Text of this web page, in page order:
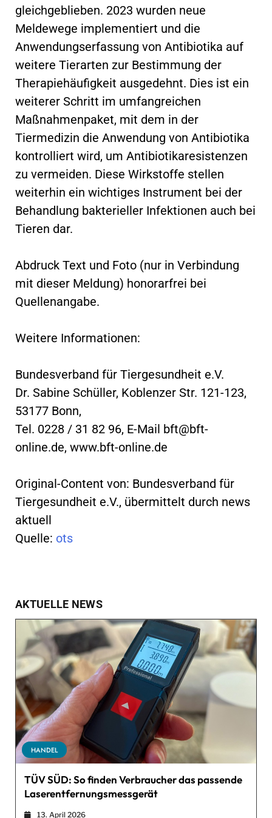
gleichgeblieben. 2023 wurden neue
Meldewege implementiert und die
Anwendungserfassung von Antibiotika auf
weitere Tierarten zur Bestimmung der
Therapiehäufigkeit ausgedehnt. Dies ist ein
weiterer Schritt im umfangreichen
Maßnahmenpaket, mit dem in der
Tiermedizin die Anwendung von Antibiotika
kontrolliert wird, um Antibiotikaresistenzen
zu vermeiden. Diese Wirkstoffe stellen
weiterhin ein wichtiges Instrument bei der
Behandlung bakterieller Infektionen auch bei
Tieren dar.
Abdruck Text und Foto (nur in Verbindung
mit dieser Meldung) honorarfrei bei
Quellenangabe.
Weitere Informationen:
Bundesverband für Tiergesundheit e.V.
Dr. Sabine Schüller, Koblenzer Str. 121-123,
53177 Bonn,
Tel. 0228 / 31 82 96, E-Mail bft@bft-
online.de, www.bft-online.de
Original-Content von: Bundesverband für
Tiergesundheit e.V., übermittelt durch news
aktuell
Quelle: ots
AKTUELLE NEWS
HANDEL
TÜV SÜD: So finden Verbraucher das passende
Laserentfernungsmessgerät
13. April 2026